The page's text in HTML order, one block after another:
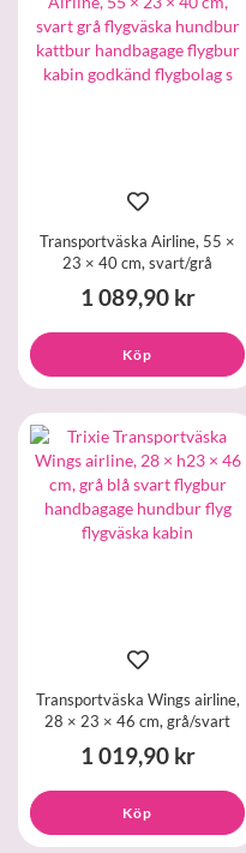
Transportväska Airline, 55 ×
23 × 40 cm, svart/grå
1 089,90 kr
Köp
Transportväska Wings airline,
28 × 23 × 46 cm, grå/svart
1 019,90 kr
Köp